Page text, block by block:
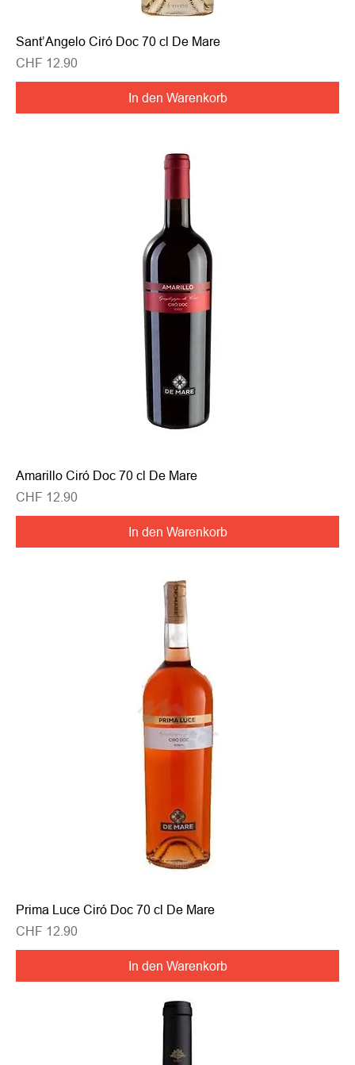
Sant’Angelo Ciró Doc 70 cl De Mare
Preis
CHF 12.90
In den Warenkorb
Amarillo Ciró Doc 70 cl De Mare
Preis
CHF 12.90
In den Warenkorb
Prima Luce Ciró Doc 70 cl De Mare
Preis
CHF 12.90
In den Warenkorb